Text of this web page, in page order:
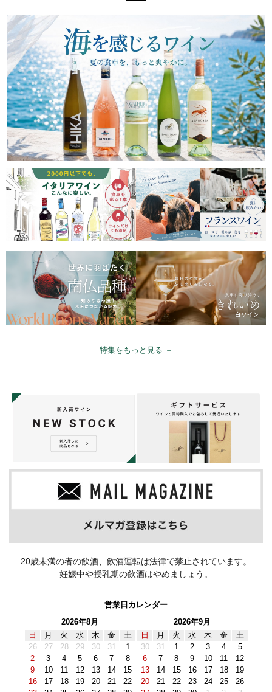
特集をもっと見る ＋
20歳未満の者の飲酒、飲酒運転は法律で禁止されています。
妊娠中や授乳期の飲酒はやめましょう。
営業日カレンダー
2026年8月
日
月 火 水 木 金
土
26
27 28 29 30 31
1
2
3 4 5 6 7
8
9
10 11 12 13 14
15
16
17 18 19 20 21
22
2026年9月
日
月 火 水 木 金
土
30
31 1 2 3 4
5
6
7 8 9 10 11
12
13
14 15 16 17 18
19
20
21 22 23 24 25
26